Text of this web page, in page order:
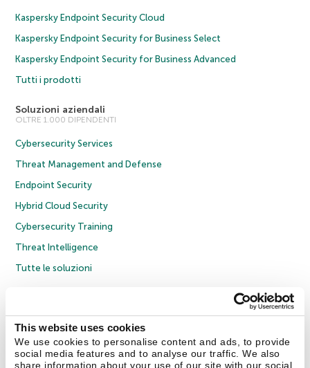
This website uses cookies
We use cookies to personalise content and ads, to provide
social media features and to analyse our traffic. We also
share information about your use of our site with our social
Kaspersky Endpoint Security Cloud
Kaspersky Endpoint Security for Business Select
Kaspersky Endpoint Security for Business Advanced
Tutti i prodotti
Soluzioni aziendali
OLTRE 1.000 DIPENDENTI
Cybersecurity Services
Threat Management and Defense
Endpoint Security
Hybrid Cloud Security
Cybersecurity Training
Threat Intelligence
Tutte le soluzioni
Informativa sulla privacy
Policy anticorruzione
Contratto di licenza B2C
Cookies